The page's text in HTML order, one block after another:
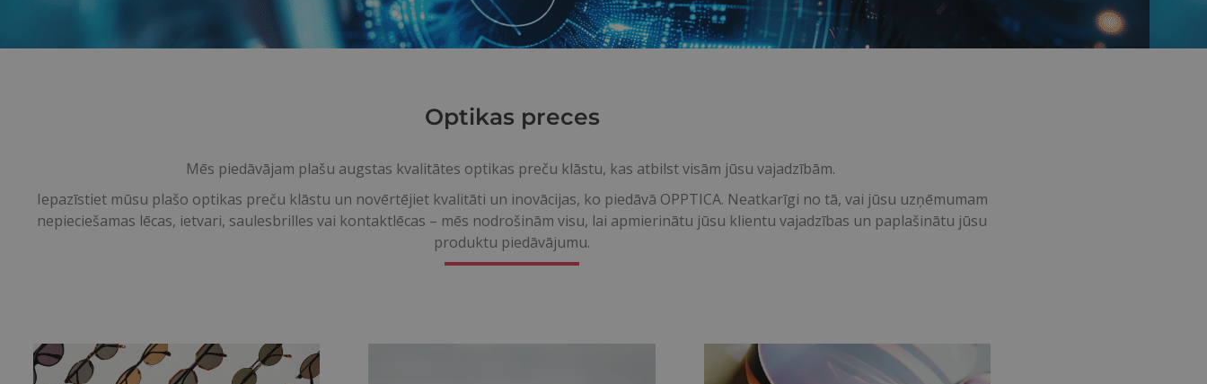
Optikas preces
Mēs piedāvājam plašu augstas kvalitātes optikas preču klāstu, kas atbilst visām jūsu vajadzībām.
Iepazīstiet mūsu plašo optikas preču klāstu un novērtējiet kvalitāti un inovācijas, ko piedāvā OPPTICA. Neatkarīgi no tā, vai jūsu uzņēmumam
nepieciešamas lēcas, ietvari, saulesbrilles vai kontaktlēcas – mēs nodrošinām visu, lai apmierinātu jūsu klientu vajadzības un paplašinātu jūsu
produktu piedāvājumu.